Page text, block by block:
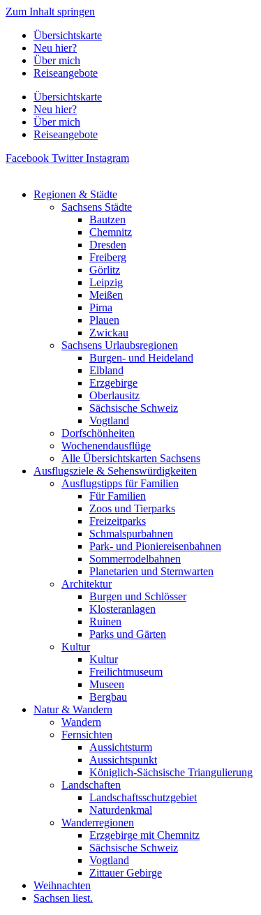
Zum Inhalt springen
Übersichtskarte
Neu hier?
Über mich
Reiseangebote
Übersichtskarte
Neu hier?
Über mich
Reiseangebote
Facebook Twitter Instagram
Regionen & Städte
Sachsens Städte
Bautzen
Chemnitz
Dresden
Freiberg
Görlitz
Leipzig
Meißen
Pirna
Plauen
Zwickau
Sachsens Urlaubsregionen
Burgen- und Heideland
Elbland
Erzgebirge
Oberlausitz
Sächsische Schweiz
Vogtland
Dorfschönheiten
Wochenendausflüge
Alle Übersichtskarten Sachsens
Ausflugsziele & Sehenswürdigkeiten
Ausflugstipps für Familien
Für Familien
Zoos und Tierparks
Freizeitparks
Schmalspurbahnen
Park- und Pioniereisenbahnen
Sommerrodelbahnen
Planetarien und Sternwarten
Architektur
Burgen und Schlösser
Klosteranlagen
Ruinen
Parks und Gärten
Kultur
Kultur
Freilichtmuseum
Museen
Bergbau
Natur & Wandern
Wandern
Fernsichten
Aussichtsturm
Aussichtspunkt
Königlich-Sächsische Triangulierung
Landschaften
Landschaftsschutzgebiet
Naturdenkmal
Wanderregionen
Erzgebirge mit Chemnitz
Sächsische Schweiz
Vogtland
Zittauer Gebirge
Weihnachten
Sachsen liest.